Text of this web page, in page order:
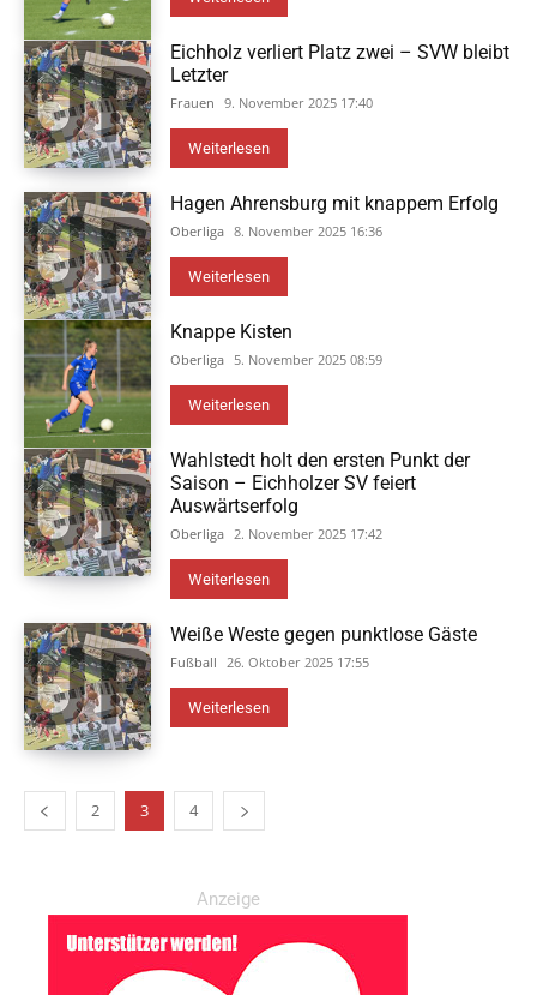
Eichholz verliert Platz zwei – SVW bleibt
Letzter
Frauen 9. November 2025 17:40
Weiterlesen
Hagen Ahrensburg mit knappem Erfolg
Oberliga 8. November 2025 16:36
Weiterlesen
Knappe Kisten
Oberliga 5. November 2025 08:59
Weiterlesen
Wahlstedt holt den ersten Punkt der
Saison – Eichholzer SV feiert
Auswärtserfolg
Oberliga 2. November 2025 17:42
Weiterlesen
Weiße Weste gegen punktlose Gäste
Fußball 26. Oktober 2025 17:55
Weiterlesen
2 3 4
Anzeige